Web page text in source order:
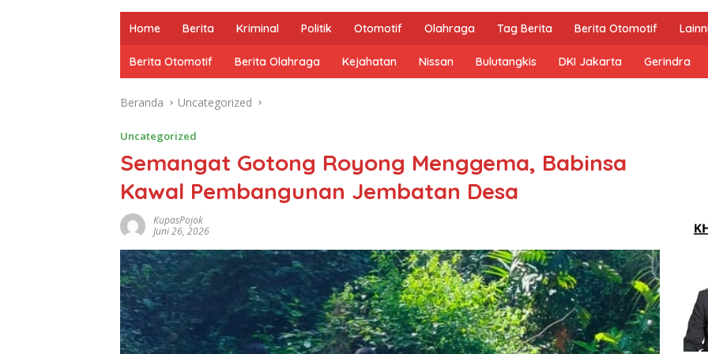
Home Berita Kriminal Politik Otomotif Olahraga Tag Berita Berita Otomotif
Berita Otomotif Berita Olahraga Kejahatan Nissan Bulutangkis DKI Jakarta Gerindra
Beranda Uncategorized
Uncategorized
Semangat Gotong Royong Menggema, Babinsa
Kawal Pembangunan Jembatan Desa
KupasPojok
Juni 26, 2026